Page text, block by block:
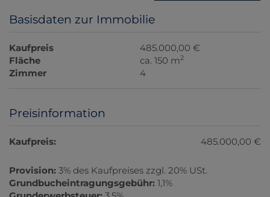
Basisdaten zur Immobilie
Kaufpreis
485.000,00 €
Fläche
ca. 150 m2
Zimmer 4
Preisinformation
Kaufpreis: 485.000,00 €
Provision: 3% des Kaufpreises zzgl. 20% USt.
Grundbucheintragungsgebühr: 1,1%